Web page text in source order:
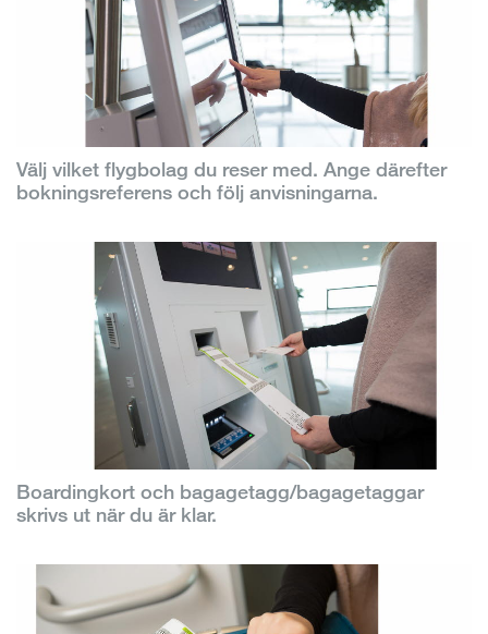
Välj vilket flygbolag du reser med. Ange därefter
bokningsreferens och följ anvisningarna.
Boardingkort och bagagetagg/bagagetaggar
skrivs ut när du är klar.